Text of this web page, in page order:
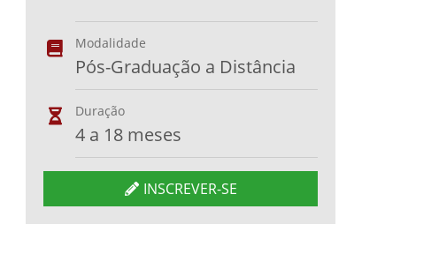
Modalidade
Pós-Graduação a Distância
Duração
4 a 18 meses
INSCREVER-SE